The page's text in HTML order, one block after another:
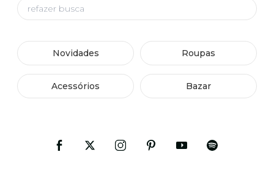
Novidades Roupas
Acessórios Bazar